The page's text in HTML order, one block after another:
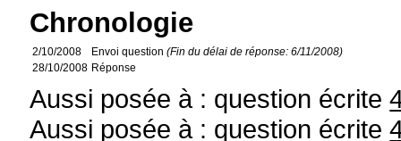
Chronologie
2/10/2008 Envoi question(Fin du délai de réponse: 6/11/2008)
28/10/2008 Réponse
Aussi posée à : question écrite
Aussi posée à : question écrite